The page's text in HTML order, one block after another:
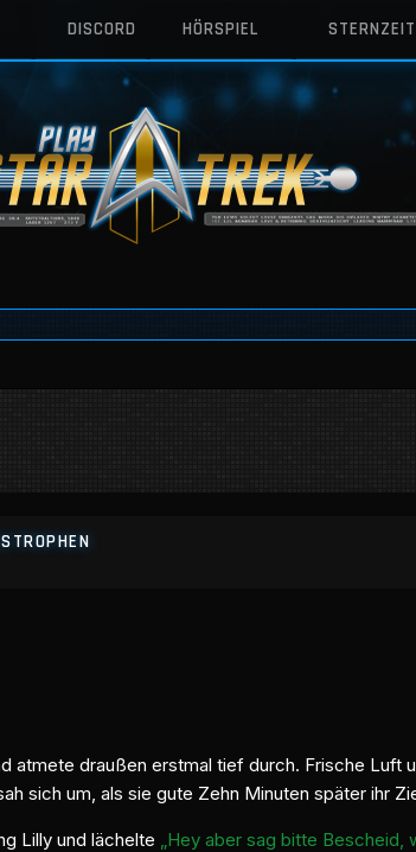
DISCORD HÖRSPIEL
atmete draußen erstmal tief durch. Frische Luft
sich um, als sie gute Zehn Minuten später ihr
Lilly und lächelte „Hey aber sag bitte Bescheid,